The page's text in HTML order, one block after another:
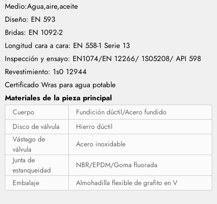
Medio:Agua,aire,aceite
Diseño: EN 593
Bridas: EN 1092-2
Longitud cara a cara: EN 558-1 Serie 13
Inspección y ensayo: EN1074/EN 12266/ 1S05208/ API 598
Revestimiento: 1s0 12944
Certificado Wras para agua potable
Materiales de la pieza principal
Cuerpo
Fundición dúctil/Acero fundido
Disco de válvula
Hierro dúctil
Vástago de
válvula
Acero inoxidable
Junta de
estanqueidad
NBR/EPDM/Goma fluorada
Embalaje
Almohadilla flexible de grafito en V